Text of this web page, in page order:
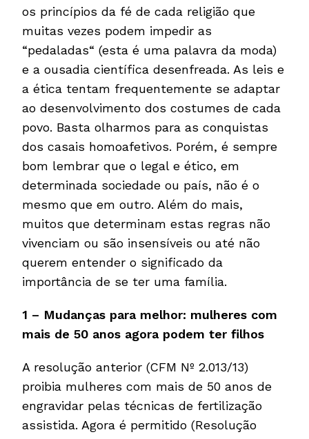
os princípios da fé de cada religião que
muitas vezes podem impedir as
“pedaladas“ (esta é uma palavra da moda)
e a ousadia científica desenfreada. As leis e
a ética tentam frequentemente se adaptar
ao desenvolvimento dos costumes de cada
povo. Basta olharmos para as conquistas
dos casais homoafetivos. Porém, é sempre
bom lembrar que o legal e ético, em
determinada sociedade ou país, não é o
mesmo que em outro. Além do mais,
muitos que determinam estas regras não
vivenciam ou são insensíveis ou até não
querem entender o significado da
importância de se ter uma família.
1 – Mudanças para melhor: mulheres com
mais de 50 anos agora podem ter filhos
A resolução anterior (CFM Nº 2.013/13)
proibia mulheres com mais de 50 anos de
engravidar pelas técnicas de fertilização
assistida. Agora é permitido (Resolução